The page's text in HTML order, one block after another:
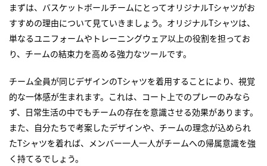
まずは、バスケットボールチームにとってオリジナルTシャツがお
すすめの理由について見ていきましょう。オリジナルTシャツは、
単なるユニフォームやトレーニングウェア以上の役割を担ってお
り、チームの結束力を高める強力なツールです。
チーム全員が同じデザインのTシャツを着用することにより、視覚
的な一体感が生まれます。これは、コート上でのプレーのみなら
ず、日常生活の中でもチームの存在を意識させる効果があります。
また、自分たちで考案したデザインや、チームの理念が込められ
たTシャツを着れば、メンバー一人一人がチームへの帰属意識を強
く持てるでしょう。